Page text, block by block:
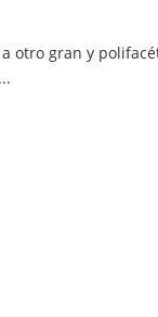
otro gran y